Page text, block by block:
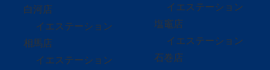
白河店
イエステーション
相馬店
イエステーション
イエステーション
塩竈店
イエステーション
石巻店